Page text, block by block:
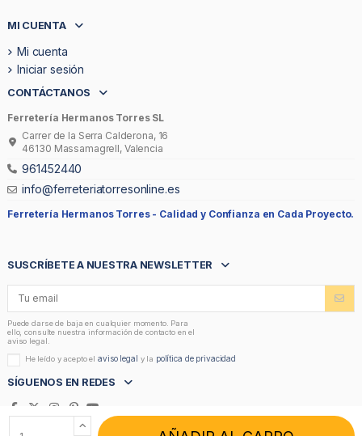
MI CUENTA
Mi cuenta
Iniciar sesión
CONTÁCTANOS
Ferretería Hermanos Torres SL
Carrer de la Serra Calderona, 16
46130 Massamagrell, Valencia
961452440
info@ferreteriatorresonline.es
Ferretería Hermanos Torres - Calidad y Confianza en Cada Proyecto.
SUSCRÍBETE A NUESTRA NEWSLETTER
Puede darse de baja en cualquier momento. Para
ello, consulte nuestra información de contacto en el
aviso legal.
He leído y acepto elaviso legal y la política de privacidad
SÍGUENOS EN REDES